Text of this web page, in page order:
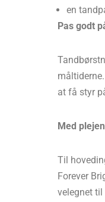
en
Pas godt
at få styr
Med
Til
Forever
velegnet